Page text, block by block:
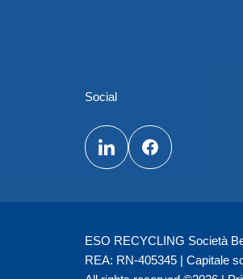
Social
ESO RECYCLING Società
REA: RN-405345 | Capitale